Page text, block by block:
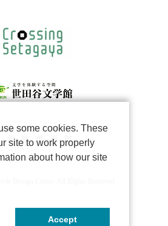
some cookies. These
site to work properly
about how our site
Accept